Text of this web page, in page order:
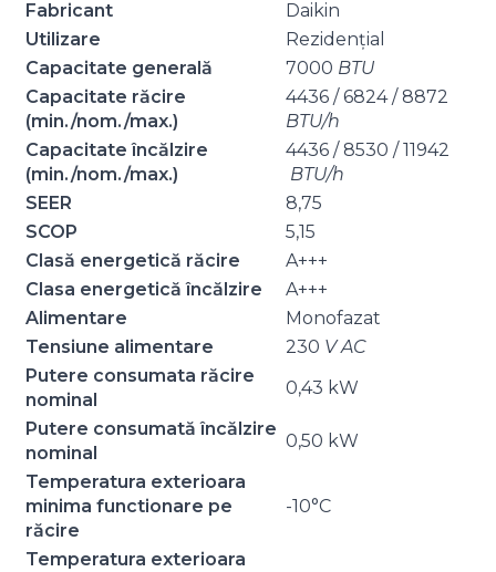
Fabricant
Daikin
Utilizare
Rezidențial
Capacitate generală
7000 BTU
Capacitate răcire
(min./nom./max.)
4436 / 6824 / 8872
BTU/h
Capacitate încălzire
(min./nom./max.)
4436 / 8530 / 11942
BTU/h
SEER
8,75
SCOP
5,15
Clasă energetică răcire
A+++
Clasa energetică încălzire
A+++
Alimentare
Monofazat
Tensiune alimentare
230 V AC
Putere consumata răcire
nominal
0,43 kW
Putere consumată încălzire
nominal
0,50 kW
Temperatura exterioara
minima functionare pe
răcire
-10°C
Temperatura exterioara